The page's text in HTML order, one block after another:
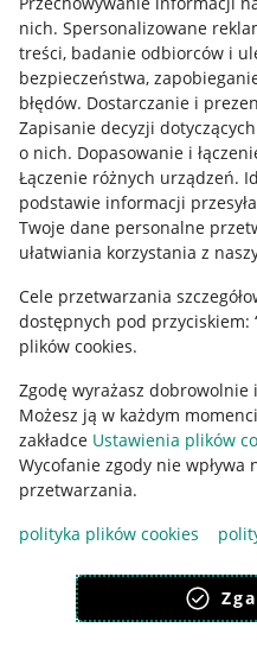
nich. Spersonalizowane
treści, badanie odbiorców i
bezpieczeństwa,
błędów. Dostarczanie i
Zapisanie decyzji
o nich. Dopasowanie i
Łączenie różnych urządzeń.
podstawie informacji
Twoje dane personalne
ułatwiania korzystania z
Cele przetwarzania
dostępnych pod przyciskiem:
plików cookies.
Zgodę wyrażasz dobrowolnie
Możesz ją w każdym
zakładce Ustawienia plików
Wycofanie zgody nie
przetwarzania.
polityka plików cookies
Allegro Gadane dla
Mapa miejscowości
Informacje prawne
Regulamin
Polityka plików "cookies"
Ustawienia plików "cookies"
Udostępnianie lokalizacji
Informacje dla Aktu o
Pobierz aplikację